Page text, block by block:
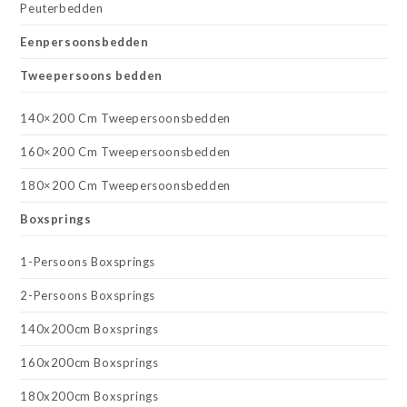
Peuterbedden
Eenpersoonsbedden
Tweepersoons bedden
140×200 Cm Tweepersoonsbedden
160×200 Cm Tweepersoonsbedden
180×200 Cm Tweepersoonsbedden
Boxsprings
1-Persoons Boxsprings
2-Persoons Boxsprings
140x200cm Boxsprings
160x200cm Boxsprings
180x200cm Boxsprings